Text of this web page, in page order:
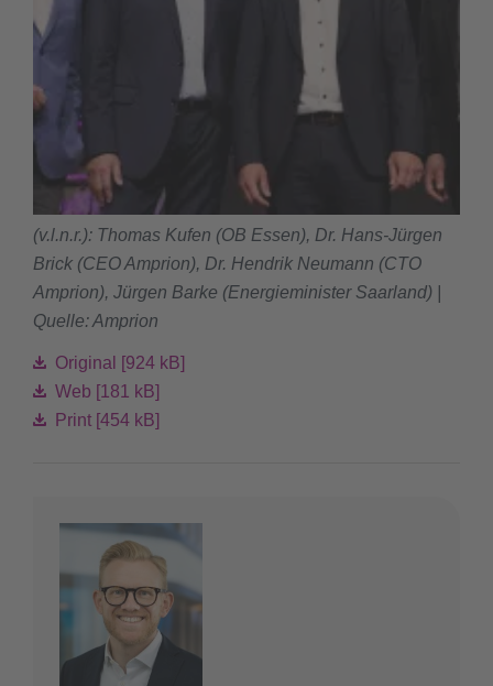
Original [924 kB]
Web [181 kB]
Print [454 kB]
(v.l.n.r.): Thomas Kufen (OB Essen), Dr. Hans-Jürgen
Brick (CEO Amprion), Dr. Hendrik Neumann (CTO
Amprion), Jürgen Barke (Energieminister Saarland) |
Quelle: Amprion